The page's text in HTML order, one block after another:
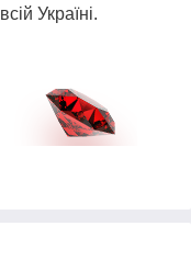
всій Україні.